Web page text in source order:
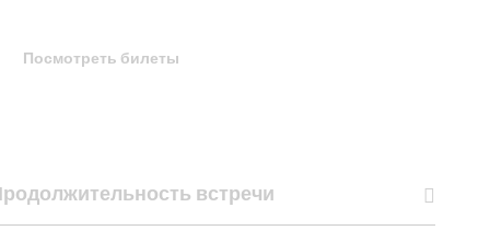
Посмотреть билеты
встречи